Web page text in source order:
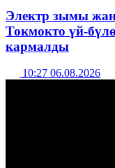
Электр зымы
Токмокто үй-
кармалды
10:27 06.08.2026